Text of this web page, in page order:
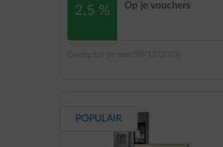
2,5 % Op je vouchers
POPULAIR